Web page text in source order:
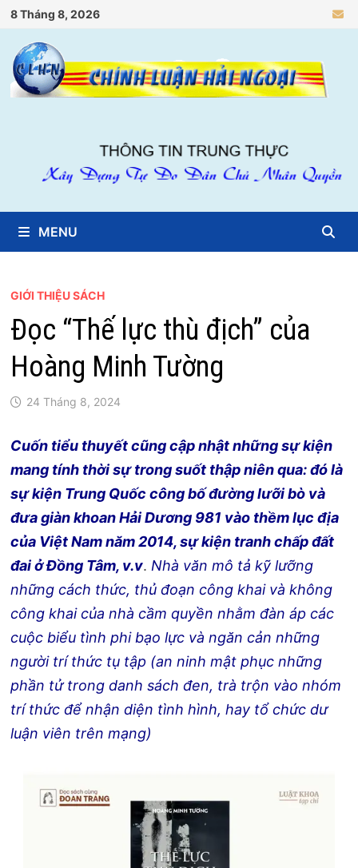
Skip
to
content
8 Tháng 8, 2026
MENU
GIỚI THIỆU SÁCH
Đọc “Thế lực thù địch” của
Hoàng Minh Tường
24 Tháng 8, 2024
Cuốn tiểu thuyết cũng cập nhật những sự kiện
mang tính thời sự trong suốt thập niên qua: đó là
sự kiện Trung Quốc công bố đường lưỡi bò và
đưa giàn khoan Hải Dương 981 vào thềm lục địa
của Việt Nam năm 2014, sự kiện tranh chấp đất
đai ở Đồng Tâm, v.v. Nhà văn mô tả kỹ lưỡng
những cách thức, thủ đoạn công khai và không
công khai của nhà cầm quyền nhằm đàn áp các
cuộc biểu tình phi bạo lực và ngăn cản những
người trí thức tụ tập (an ninh mật phục những
phần tử trong danh sách đen, trà trộn vào nhóm
trí thức để nhận diện tình hình, hay tổ chức dư
luận viên trên mạng)